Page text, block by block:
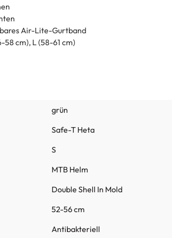
Air-Lite-Gurtband
58 cm), L (58-61 cm)
grün
Safe-T Heta
S
MTB Helm
Double Shell In Mold
52-56 cm
Antibakteriell